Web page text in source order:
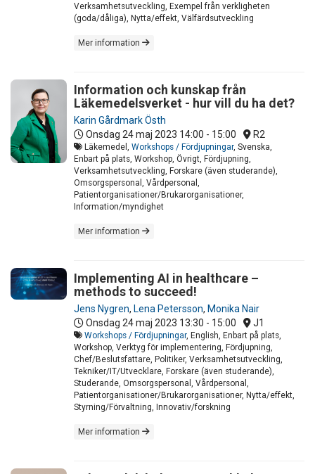
Verksamhetsutveckling, Exempel från verkligheten
(goda/dåliga), Nytta/effekt, Välfärdsutveckling
Mer information
Information och kunskap från
Läkemedelsverket - hur vill du ha det?
Karin Gårdmark Östh
Onsdag 24 maj 2023 14:00 - 15:00 R2
Läkemedel, Workshops / Fördjupningar, Svenska,
Enbart på plats, Workshop, Övrigt, Fördjupning,
Verksamhetsutveckling, Forskare (även studerande),
Omsorgspersonal, Vårdpersonal,
Patientorganisationer/Brukarorganisationer,
Information/myndighet
Mer information
Implementing AI in healthcare –
methods to succeed!
Jens Nygren, Lena Petersson, Monika Nair
Onsdag 24 maj 2023 13:30 - 15:00 J1
Workshops / Fördjupningar, English, Enbart på plats,
Workshop, Verktyg för implementering, Fördjupning,
Chef/Beslutsfattare, Politiker, Verksamhetsutveckling,
Tekniker/IT/Utvecklare, Forskare (även studerande),
Studerande, Omsorgspersonal, Vårdpersonal,
Patientorganisationer/Brukarorganisationer, Nytta/effekt,
Styrning/Förvaltning, Innovativ/forskning
Mer information